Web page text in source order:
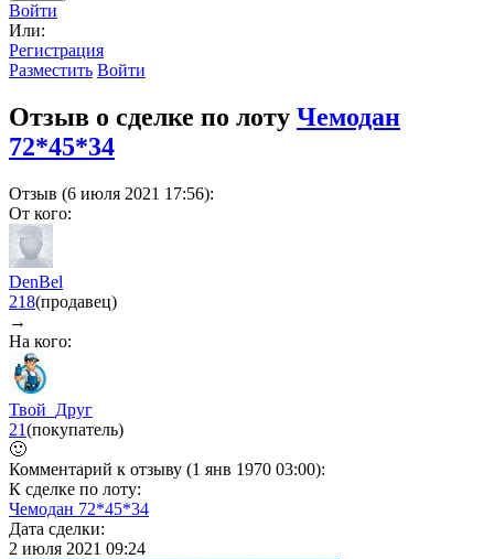
Войти
Или:
Регистрация
Разместить Войти
Отзыв о сделке по лоту Чемодан
72*45*34
Отзыв (6 июля 2021 17:56):
От кого:
DenBel
218(продавец)
→
На кого:
Твой_Друг
21(покупатель)
🙂
Комментарий к отзыву (1 янв 1970 03:00):
К сделке по лоту:
Чемодан 72*45*34
Дата сделки:
2 июля 2021 09:24